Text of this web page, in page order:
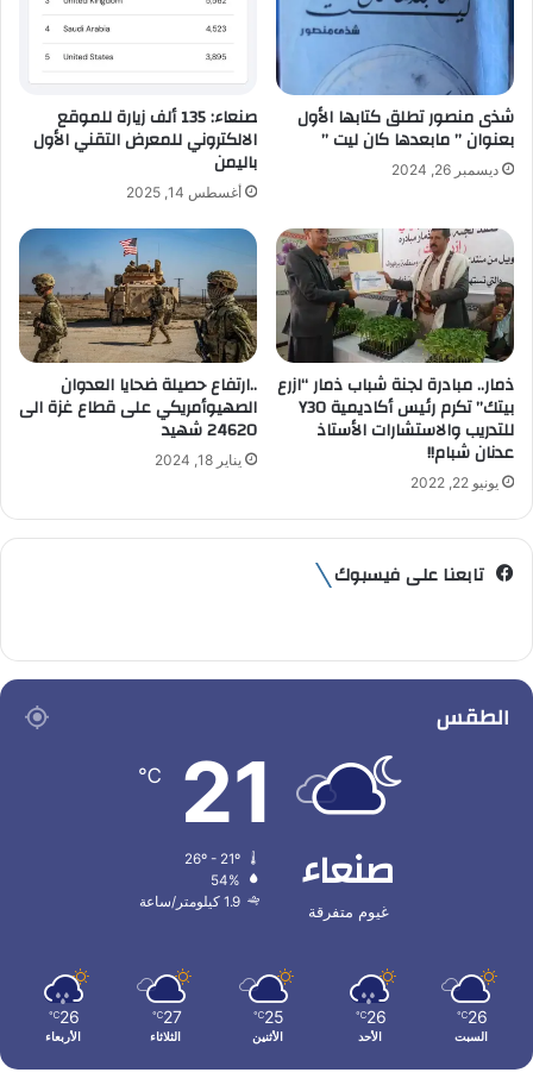
ل
ك
ر
و
ن
شذى منصور تطلق كتابها الأول
بعنوان ” مابعدها كان ليت ”
ديسمبر 26, 2024
صنعاء: 135 ألف زيارة للموقع
الالكتروني للمعرض التقني الأول
باليمن
أغسطس 14, 2025
ذمار.. مبادرة لجنة شباب ذمار “ازرع
بيتك” تكرم رئيس أكاديمية Y30
للتدريب والاستشارات الأستاذ
عدنان شبام!!
يونيو 22, 2022
..ارتفاع حصيلة ضحايا العدوان
الصهيوأمريكي على قطاع غزة الى
24620 شهيد
يناير 18, 2024
تابعنا على فيسبوك
الطقس
صنعاء
غيوم متفرقة
21
℃
54%
1.9 كيلومتر/ساعة
26
℃
السبت
26
℃
الأحد
25
℃
الأثنين
27
℃
الثلاثاء
26
℃
الأربعاء